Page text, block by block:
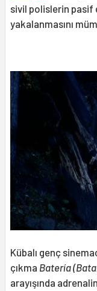
sivil polislerin pasif
yakalanmasını
Kübalı genç
çıkma Batería
arayışında